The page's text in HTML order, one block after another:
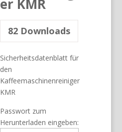
er KMR
82 Downloads
Sicherheitsdatenblatt für
den
Kaffeemaschinenreiniger
KMR
Passwort zum
Herunterladen eingeben: